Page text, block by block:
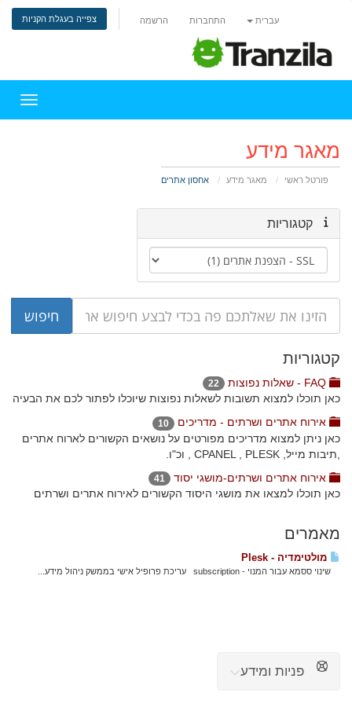
עברית התחברות הרשמה צפייה בעגלת הקניות
מאגר מידע
פורטל ראשי מאגר מידע אחסון אתרים
קטגוריות
קטגוריות
22
כאן תוכלו למצוא תשובות לשאלות נפוצות שיוכלו לפתור לכם את הבעיה
אירוח אתרים ושרתים - מדריכים
10
כאן ניתן למצוא מדריכים מפורטים על נושאים הקשורים לארוח אתרים
,תיבות מייל, CPANEL , PLESK , וכ"ו.
אירוח אתרים ושרתים-מושגי יסוד
41
כאן תוכלו למצאו את מושגי היסוד הקשורים לאירוח אתרים ושרתים
מאמרים
מולטימדיה - Plesk
שינוי ססמא עבור המנוי - subscription עריכת פרופיל אישי בממשק ניהול מידע...
פניות ומידע